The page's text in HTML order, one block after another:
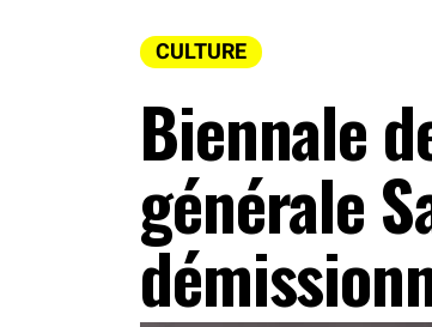
CULTURE
Biennale
générale